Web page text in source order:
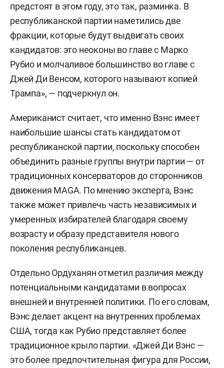
предстоят в этом году, это так, разминка. В
республиканской партии наметились две
фракции, которые будут выдвигать своих
кандидатов: это неоконы во главе с Марко
Рубио и молчаливое большинство во главе с
Джей Ди Венсом, которого называют копией
Трампа», — подчеркнул он.
Американист считает, что именно Вэнс имеет
наибольшие шансы стать кандидатом от
республиканской партии, поскольку способен
объединить разные группы внутри партии — от
традиционных консерваторов до сторонников
движения MAGA. По мнению эксперта, Вэнс
также может привлечь часть независимых и
умеренных избирателей благодаря своему
возрасту и образу представителя нового
поколения республиканцев.
Отдельно Ордуханян отметил различия между
потенциальными кандидатами в вопросах
внешней и внутренней политики. По его словам,
Вэнс делает акцент на внутренних проблемах
США, тогда как Рубио представляет более
традиционное крыло партии. «Джей Ди Вэнс —
это более предпочтительная фигура для России,